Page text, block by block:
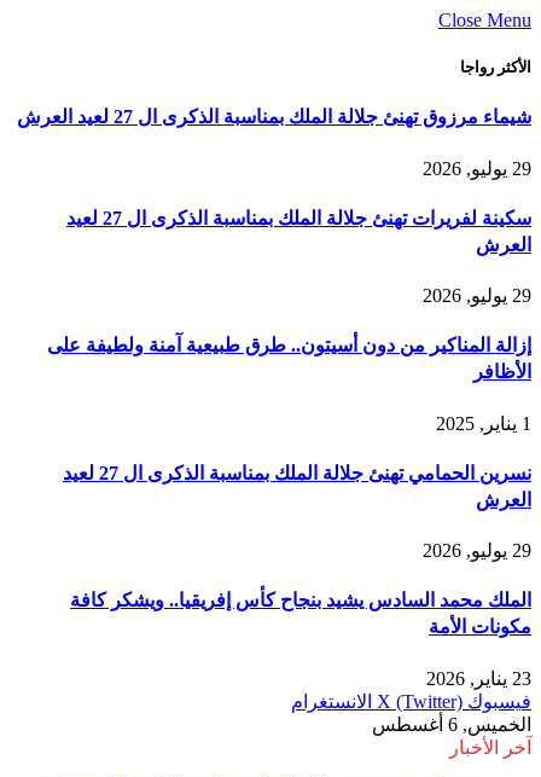
Close Menu
الأكثر رواجا
شيماء مرزوق تهنئ جلالة الملك بمناسبة الذكرى ال 27 لعيد العرش
29 يوليو, 2026
سكينة لفريرات تهنئ جلالة الملك بمناسبة الذكرى ال 27 لعيد
العرش
29 يوليو, 2026
إزالة المناكير من دون أسيتون.. طرق طبيعية آمنة ولطيفة على
الأظافر
1 يناير, 2025
نسرين الحمامي تهنئ جلالة الملك بمناسبة الذكرى ال 27 لعيد
العرش
29 يوليو, 2026
الملك محمد السادس يشيد بنجاح كأس إفريقيا.. ويشكر كافة
مكونات الأمة
23 يناير, 2026
فيسبوك X (Twitter) الانستغرام
الخميس, 6 أغسطس
آخر الأخبار